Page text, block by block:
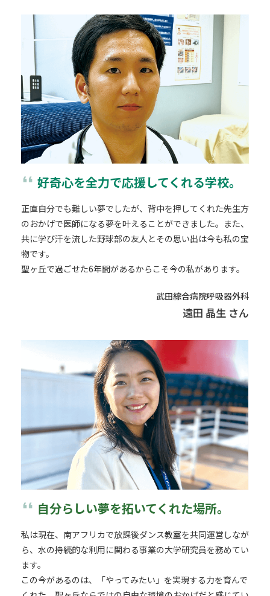
format_quote 好奇心を全力で応援してくれる学校。
正直自分でも難しい夢でしたが、背中を押してくれた先生方
のおかげで医師になる夢を叶えることができました。また、
共に学び汗を流した野球部の友人とその思い出は今も私の宝
物です。
聖ヶ丘で過ごせた6年間があるからこそ今の私があります。
武田綜合病院呼吸器外科
遠田 晶生 さん
format_quote 自分らしい夢を拓いてくれた場所。
私は現在、南アフリカで放課後ダンス教室を共同運営しなが
ら、水の持続的な利用に関わる事業の大学研究員を務めてい
ます。
この今があるのは、「やってみたい」を実現する力を育んで